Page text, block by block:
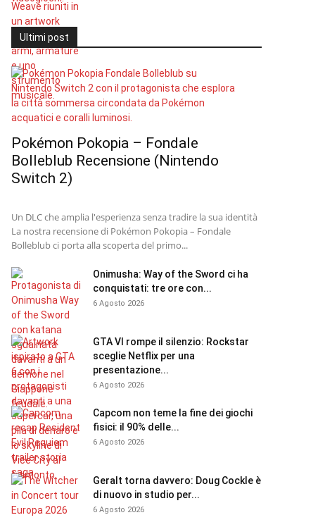
Ultimi post
Pokémon Pokopia – Fondale
Bolleblub Recensione (Nintendo
Switch 2)
Un DLC che amplia l'esperienza senza tradire la sua identità
La nostra recensione di Pokémon Pokopia – Fondale
Bolleblub ci porta alla scoperta del primo...
Onimusha: Way of the Sword ci ha
conquistati: tre ore con...
6 Agosto 2026
GTA VI rompe il silenzio: Rockstar
sceglie Netflix per una
presentazione...
6 Agosto 2026
Capcom non teme la fine dei giochi
fisici: il 90% delle...
6 Agosto 2026
Geralt torna davvero: Doug Cockle è
di nuovo in studio per...
6 Agosto 2026